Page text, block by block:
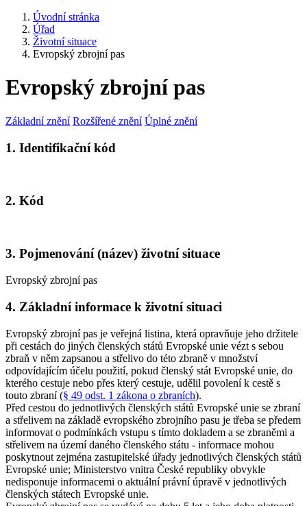
Úvodní stránka
Úřad
Životní situace
Evropský zbrojní pas
Evropský zbrojní pas
Základní znění Rozšířené znění Úplné znění
1. Identifikační kód
2. Kód
3. Pojmenování (název) životní situace
Evropský zbrojní pas
4. Základní informace k životní situaci
Evropský zbrojní pas je veřejná listina, která opravňuje jeho držitele
při cestách do jiných členských států Evropské unie vézt s sebou
zbraň v něm zapsanou a střelivo do této zbraně v množství
odpovídajícím účelu použití, pokud členský stát Evropské unie, do
kterého cestuje nebo přes který cestuje, udělil povolení k cestě s
touto zbraní (§ 49 odst. 1 zákona o zbraních).
Před cestou do jednotlivých členských států Evropské unie se zbraní
a střelivem na základě evropského zbrojního pasu je třeba se předem
informovat o podmínkách vstupu s tímto dokladem a se zbraněmi a
střelivem na území daného členského státu - informace mohou
poskytnout zejména zastupitelské úřady jednotlivých členských států
Evropské unie; Ministerstvo vnitra České republiky obvykle
nedisponuje informacemi o aktuální právní úpravě v jednotlivých
členských státech Evropské unie.